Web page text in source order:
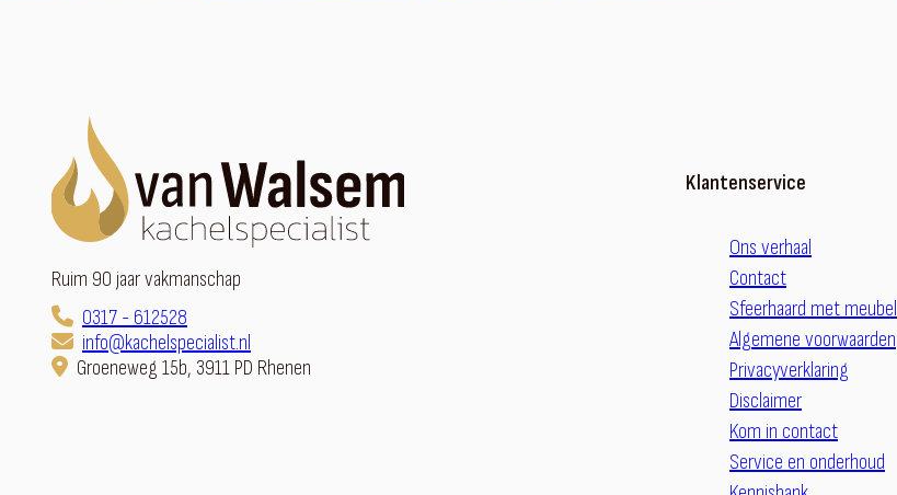
Ruim 90 jaar vakmanschap
0317 - 612528
info@kachelspecialist.nl
Groeneweg 15b, 3911 PD Rhenen
Klantenservice
Ons verhaal
Contact
Sfeerhaard met meubel
Algemene voorwaarden
Privacyverklaring
Disclaimer
Kom in contact
Service en onderhoud